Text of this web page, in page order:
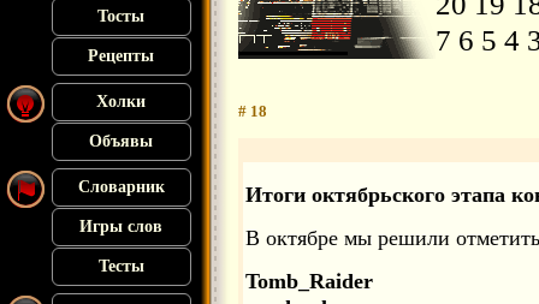
Тосты
Рецепты
Холки
Объявы
Словарник
Игры слов
Тесты
7 6 5 4
# 18
Итоги октябрьского этапа
В октябре мы решили
Tomb_Raider